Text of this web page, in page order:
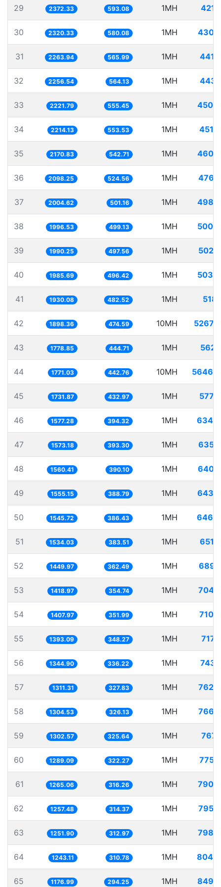
29 2372.33 593.08 1MH
30 2320.33 580.08 1MH
31 2263.94 565.99 1MH
32 2256.54 564.13 1MH
33 2221.79 555.45 1MH
34 2214.13 553.53 1MH
35 2170.83 542.71 1MH
36 2098.25 524.56 1MH
37 2004.62 501.16 1MH
38 1996.53 499.13 1MH
39 1990.25 497.56 1MH
40 1985.69 496.42 1MH
41 1930.08 482.52 1MH
42 1898.36 474.59 10MH
43 1778.85 444.71 1MH
44 1771.03 442.76 10MH
45 1731.87 432.97 1MH
46 1577.28 394.32 1MH
47 1573.18 393.30 1MH
48 1560.41 390.10 1MH
49 1555.15 388.79 1MH
50 1545.72 386.43 1MH
51 1534.03 383.51 1MH
52 1449.97 362.49 1MH
53 1418.97 354.74 1MH
54 1407.97 351.99 1MH
55 1393.09 348.27 1MH
56 1344.90 336.22 1MH
57 1311.31 327.83 1MH
58 1304.53 326.13 1MH
59 1302.57 325.64 1MH
60 1289.09 322.27 1MH
61 1265.06 316.26 1MH
62 1257.48 314.37 1MH
63 1251.90 312.97 1MH
64 1243.11 310.78 1MH
65 1176.99 294.25 1MH